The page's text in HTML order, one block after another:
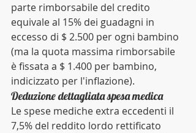
parte rimborsabile del credito
equivale al 15% dei guadagni in
eccesso di $ 2.500 per ogni bambino
(ma la quota massima rimborsabile
è fissata a $ 1.400 per bambino,
indicizzato per l'inflazione).
Deduzione dettagliata spesa medica
Le spese mediche extra eccedenti il
7,5% del reddito lordo rettificato